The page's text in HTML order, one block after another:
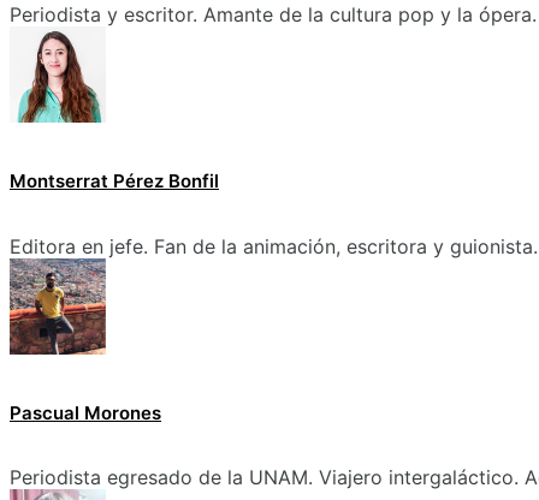
Periodista y escritor. Amante de la cultura pop y la ópera.
Montserrat Pérez Bonfil
Editora en jefe. Fan de la animación, escritora y guionista.
Pascual Morones
Periodista egresado de la UNAM. Viajero intergaláctico.